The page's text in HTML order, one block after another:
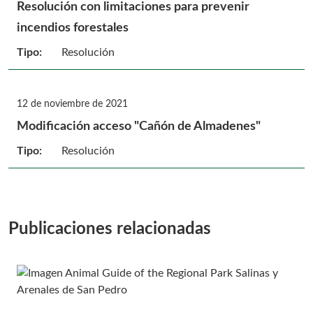
Resolución con limitaciones para prevenir
incendios forestales
Tipo: Resolución
12 de noviembre de 2021
Modificación acceso "Cañón de Almadenes"
Tipo: Resolución
Publicaciones relacionadas